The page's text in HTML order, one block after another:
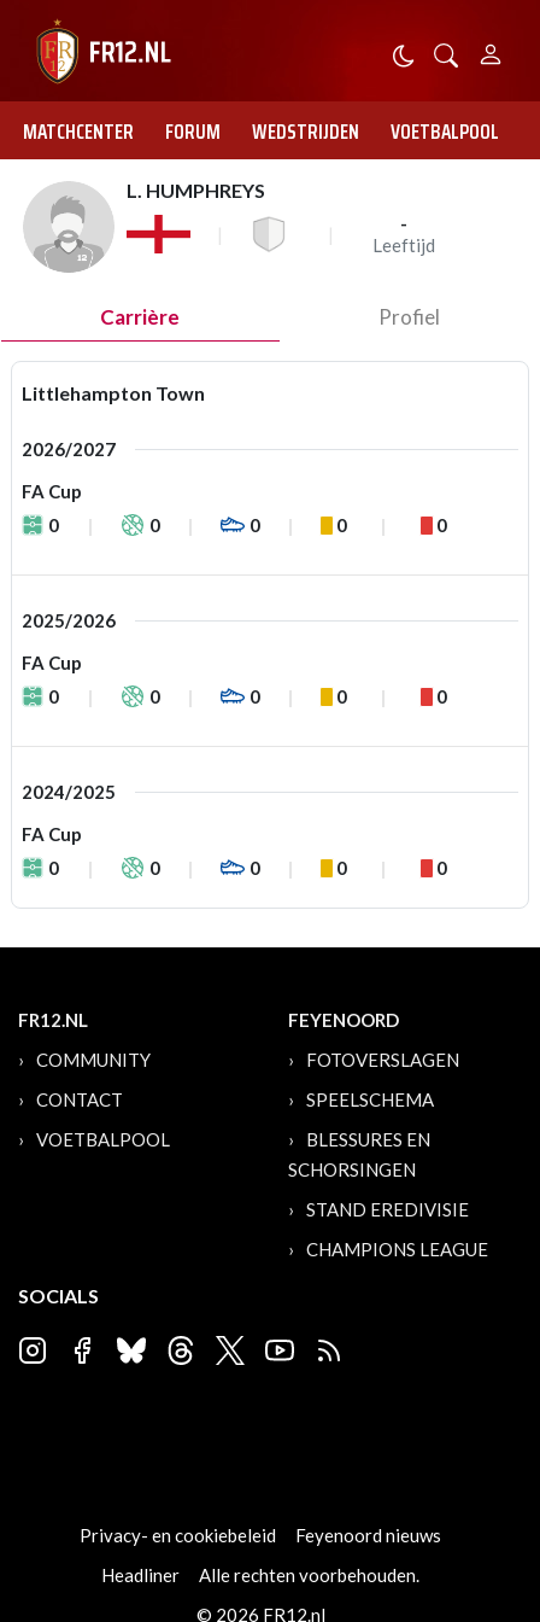
MATCHCENTER FORUM WEDSTRIJDEN VOETBALPOOL
L. HUMPHREYS
-
Leeftijd
Carrière Profiel
Littlehampton Town
2026/2027
FA Cup
0
0 0 0 0
2025/2026
FA Cup
0
0 0 0 0
2024/2025
FA Cup
0
0 0 0 0
FR12.NL
COMMUNITY
CONTACT
VOETBALPOOL
FEYENOORD
FOTOVERSLAGEN
SPEELSCHEMA
BLESSURES EN
SCHORSINGEN
STAND EREDIVISIE
CHAMPIONS LEAGUE
SOCIALS
Privacy- en cookiebeleid
Feyenoord nieuws
Headliner
Alle rechten voorbehouden.
© 2026 FR12.nl